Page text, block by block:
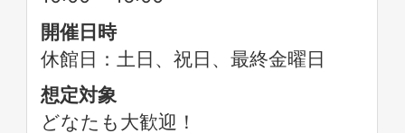
開催日時
休館日：土日、祝日、最終金曜日
想定対象
どなたも大歓迎！